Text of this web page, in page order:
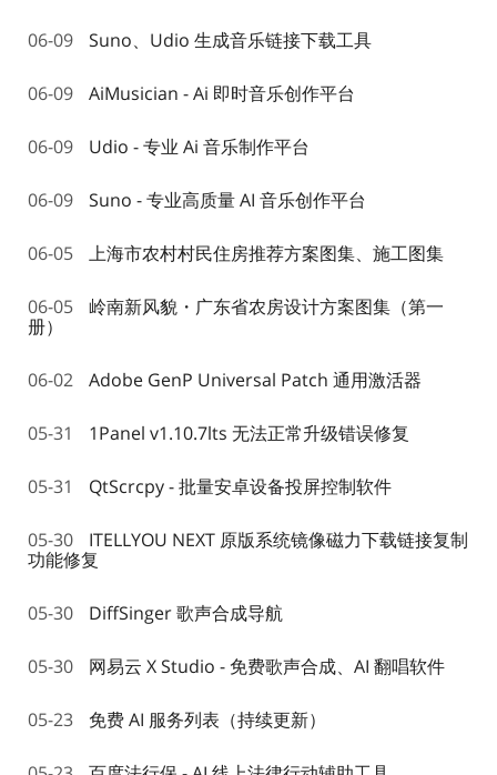
06-09 Suno、Udio 生成音乐链接下载工具
06-09 AiMusician - Ai 即时音乐创作平台
06-09 Udio - 专业 Ai 音乐制作平台
06-09 Suno - 专业高质量 AI 音乐创作平台
06-05 上海市农村村民住房推荐方案图集、施工图集
06-05
岭南新风貌・广东省农房设计方案图集（第一
册）
06-02 Adobe GenP Universal Patch 通用激活器
05-31 1Panel v1.10.7lts 无法正常升级错误修复
05-31 QtScrcpy - 批量安卓设备投屏控制软件
05-30
ITELLYOU NEXT 原版系统镜像磁力下载链接复制
功能修复
05-30 DiffSinger 歌声合成导航
05-30 网易云 X Studio - 免费歌声合成、AI 翻唱软件
05-23 免费 AI 服务列表（持续更新）